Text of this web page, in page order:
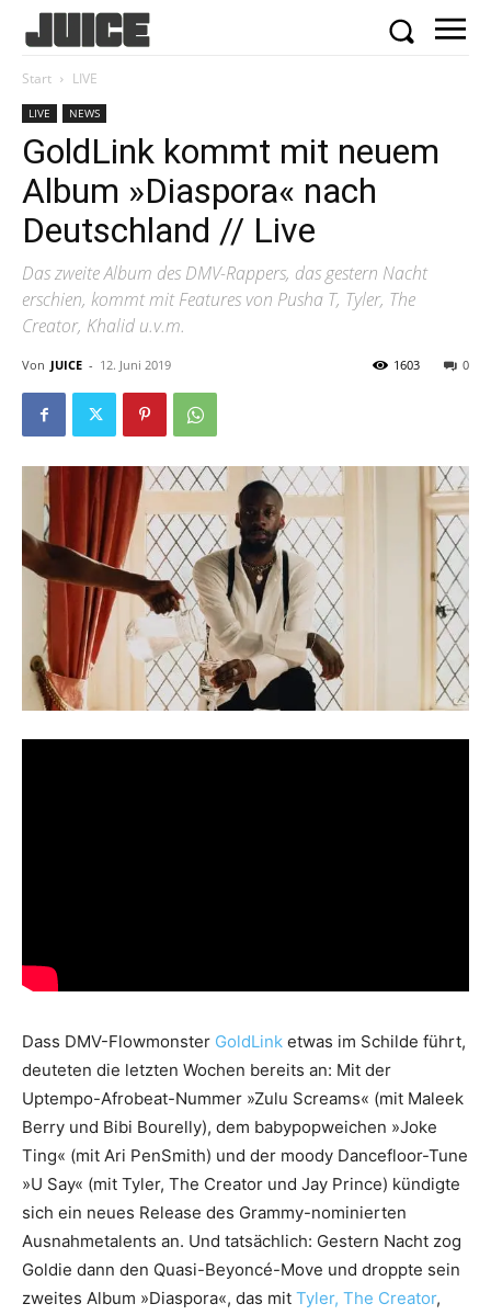
Start LIVE
LIVE NEWS
GoldLink kommt mit neuem
Album »Diaspora« nach
Deutschland // Live
Das zweite Album des DMV-Rappers, das gestern Nacht
erschien, kommt mit Features von Pusha T, Tyler, The
Creator, Khalid u.v.m.
Von JUICE - 12. Juni 2019 0
1603
Dass DMV-Flowmonster GoldLink etwas im Schilde führt,
deuteten die letzten Wochen bereits an: Mit der
Uptempo-Afrobeat-Nummer »Zulu Screams« (mit Maleek
Berry und Bibi Bourelly), dem babypopweichen »Joke
Ting« (mit Ari PenSmith) und der moody Dancefloor-Tune
»U Say« (mit Tyler, The Creator und Jay Prince) kündigte
sich ein neues Release des Grammy-nominierten
Ausnahmetalents an. Und tatsächlich: Gestern Nacht zog
Goldie dann den Quasi-Beyoncé-Move und droppte sein
zweites Album »Diaspora«, das mit Tyler, The Creator,